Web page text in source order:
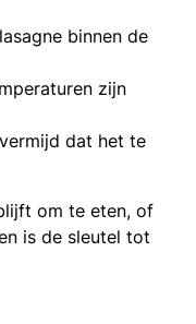
binnen de
zijn
dat het te
om te eten, of
is de sleutel tot